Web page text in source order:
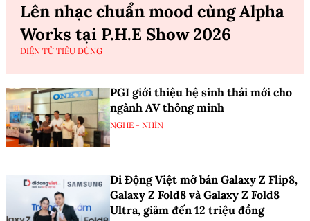
Lên nhạc chuẩn mood cùng Alpha
Works tại P.H.E Show 2026
ĐIỆN TỬ TIÊU DÙNG
PGI giới thiệu hệ sinh thái mới cho
ngành AV thông minh
NGHE - NHÌN
Di Động Việt mở bán Galaxy Z Flip8,
Galaxy Z Fold8 và Galaxy Z Fold8
Ultra, giảm đến 12 triệu đồng